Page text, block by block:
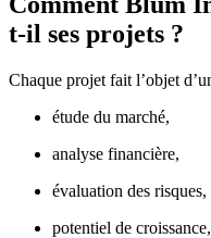
t-il ses projets ?
Chaque projet fait l’objet
étude du marché,
analyse financière,
évaluation des risques,
potentiel de croissance,